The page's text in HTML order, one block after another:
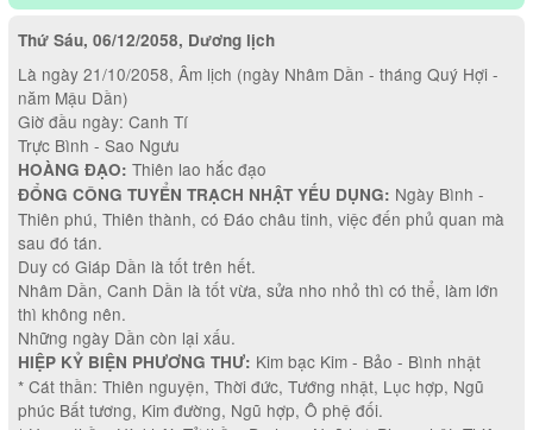
Thứ Sáu, 06/12/2058, Dương lịch
Là ngày 21/10/2058, Âm lịch (ngày Nhâm Dần - tháng Quý Hợi -
năm Mậu Dần)
Giờ đầu ngày: Canh Tí
Trực Bình - Sao Ngưu
HOÀNG ĐẠO: Thiên lao hắc đạo
ĐỔNG CÔNG TUYỂN TRẠCH NHẬT YẾU DỤNG: Ngày Bình -
Thiên phú, Thiên thành, có Đáo châu tinh, việc đến phủ quan mà
sau đó tán.
Duy có Giáp Dần là tốt trên hết.
Nhâm Dần, Canh Dần là tốt vừa, sửa nho nhỏ thì có thể, làm lớn
thì không nên.
Những ngày Dần còn lại xấu.
HIỆP KỶ BIỆN PHƯƠNG THƯ: Kim bạc Kim - Bảo - Bình nhật
* Cát thần: Thiên nguyện, Thời đức, Tướng nhật, Lục hợp, Ngũ
phúc Bất tương, Kim đường, Ngũ hợp, Ô phệ đối.